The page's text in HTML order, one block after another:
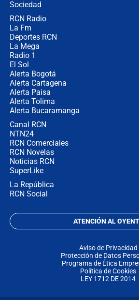
Sociedad
RCN Radio
La Fm
Deportes RCN
La Mega
Radio 1
El Sol
Alerta Bogotá
Alerta Cartagena
Alerta Paisa
Alerta Tolima
Alerta Bucaramanga
Canal RCN
NTN24
RCN Comerciales
RCN Novelas
Noticias RCN
SuperLike
La República
RCN Social
ATENCIÓN AL
Aviso de Privacidad
Protección de Datos
Programa de Ética
Política de Cookies
LEY 1712 DE 2014